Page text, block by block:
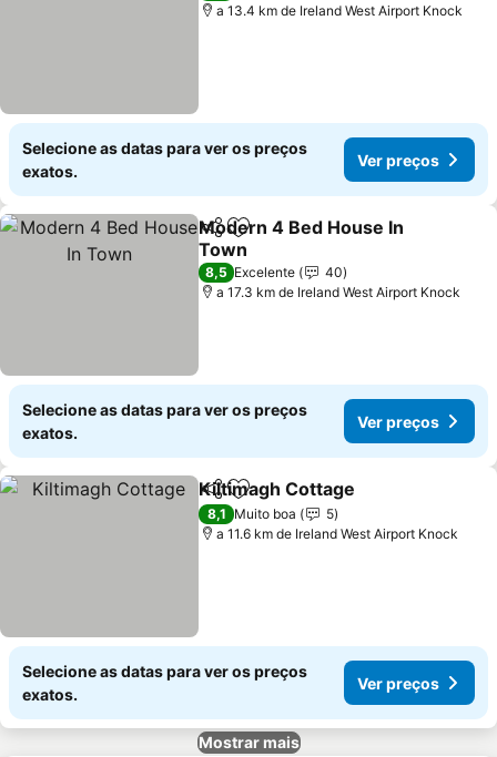
a 13.4 km de Ireland West Airport Knock
Selecione as datas para ver os preços
exatos.
Ver preços
PartilharAdicionar aos favoritos
Modern 4 Bed House In
Town
8,5 Excelente
40
a 17.3 km de Ireland West Airport Knock
Selecione as datas para ver os preços
exatos.
Ver preços
PartilharAdicionar aos favoritos
Kiltimagh Cottage
8,1 Muito boa
5
a 11.6 km de Ireland West Airport Knock
Selecione as datas para ver os preços
exatos.
Ver preços
Mostrar mais